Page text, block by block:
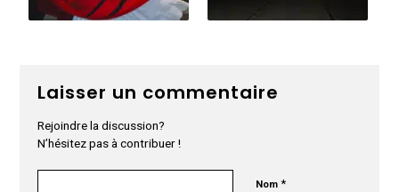
Laisser un commentaire
Rejoindre la discussion?
N’hésitez pas à contribuer !
Nom*